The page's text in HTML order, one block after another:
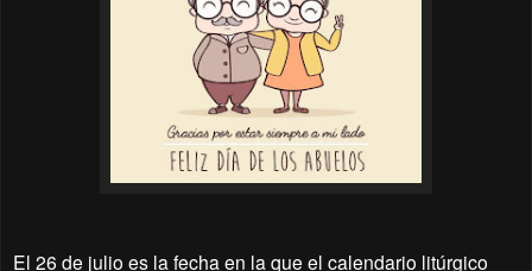
El 26 de julio es la fecha en la que el calendario litúrgico